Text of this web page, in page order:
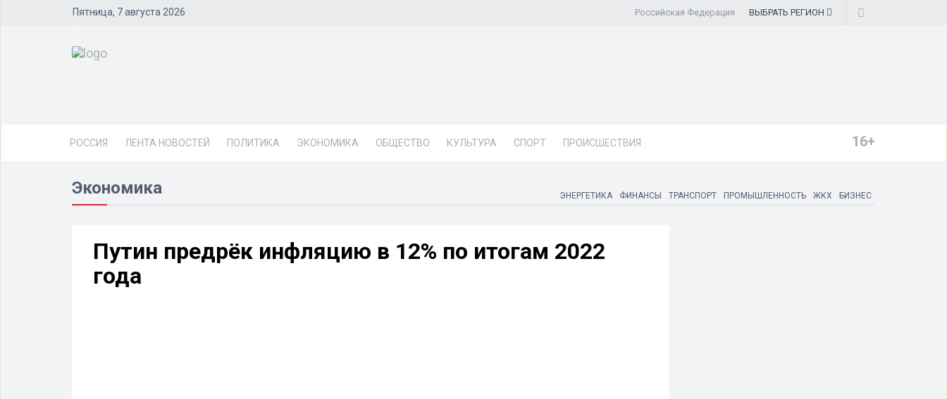
Пятница, 7 августа 2026 Российская Федерация ВЫБРАТЬ РЕГИОН
РОССИЯ ЛЕНТА НОВОСТЕЙ ПОЛИТИКА ЭКОНОМИКА ОБЩЕСТВО КУЛЬТУРА СПОРТ ПРОИСШЕСТВИЯ 16+
Экономика ЭНЕРГЕТИКА ФИНАНСЫ ТРАНСПОРТ ПРОМЫШЛЕННОСТЬ ЖКХ БИЗНЕС
Путин предрёк инфляцию в 12% по итогам 2022
года